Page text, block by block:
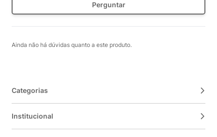
Perguntar
Ainda não há dúvidas quanto a este produto.
Categorias
Institucional